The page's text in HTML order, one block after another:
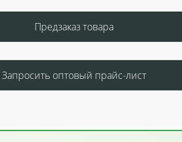
Предзаказ товара
Запросить оптовый прайс-лист